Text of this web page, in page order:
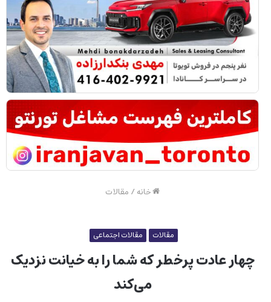
خانه/ مقالات
مقالات مقالات اجتماعی
چهار عادت پرخطر که شما را به خیانت نزدیک
می‌کند